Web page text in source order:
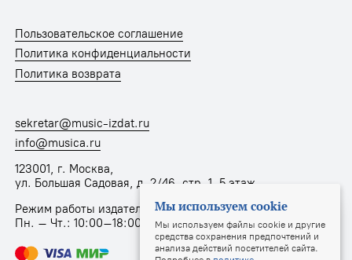
Пользовательское соглашение
Политика конфиденциальности
Политика возврата
sekretar@music-izdat.ru
info@musica.ru
123001, г. Москва,
ул. Большая Садовая, д. 2/46, стр. 1, 5 этаж
Режим работы издательства:
Пн. – Чт.: 10:00–18:00, Пт.: 10:00–17:00
Мы используем cookie
Мы используем файлы cookie и другие
средства сохранения предпочтений и
анализа действий посетителей сайта.